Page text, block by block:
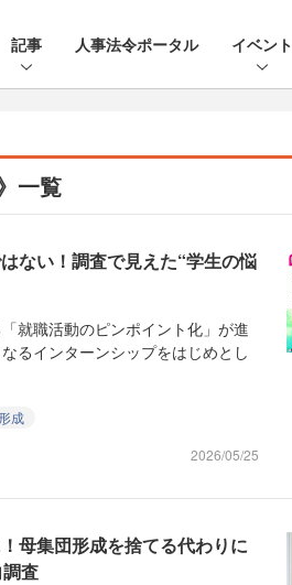
記事 人事法令ポータル イベント
一覧
ない！調査で見えた“学生の悩
就職活動のピンポイント化」が進
るインターンシップをはじめとし
成
2026/05/25
母集団形成を捨てる代わりに
査